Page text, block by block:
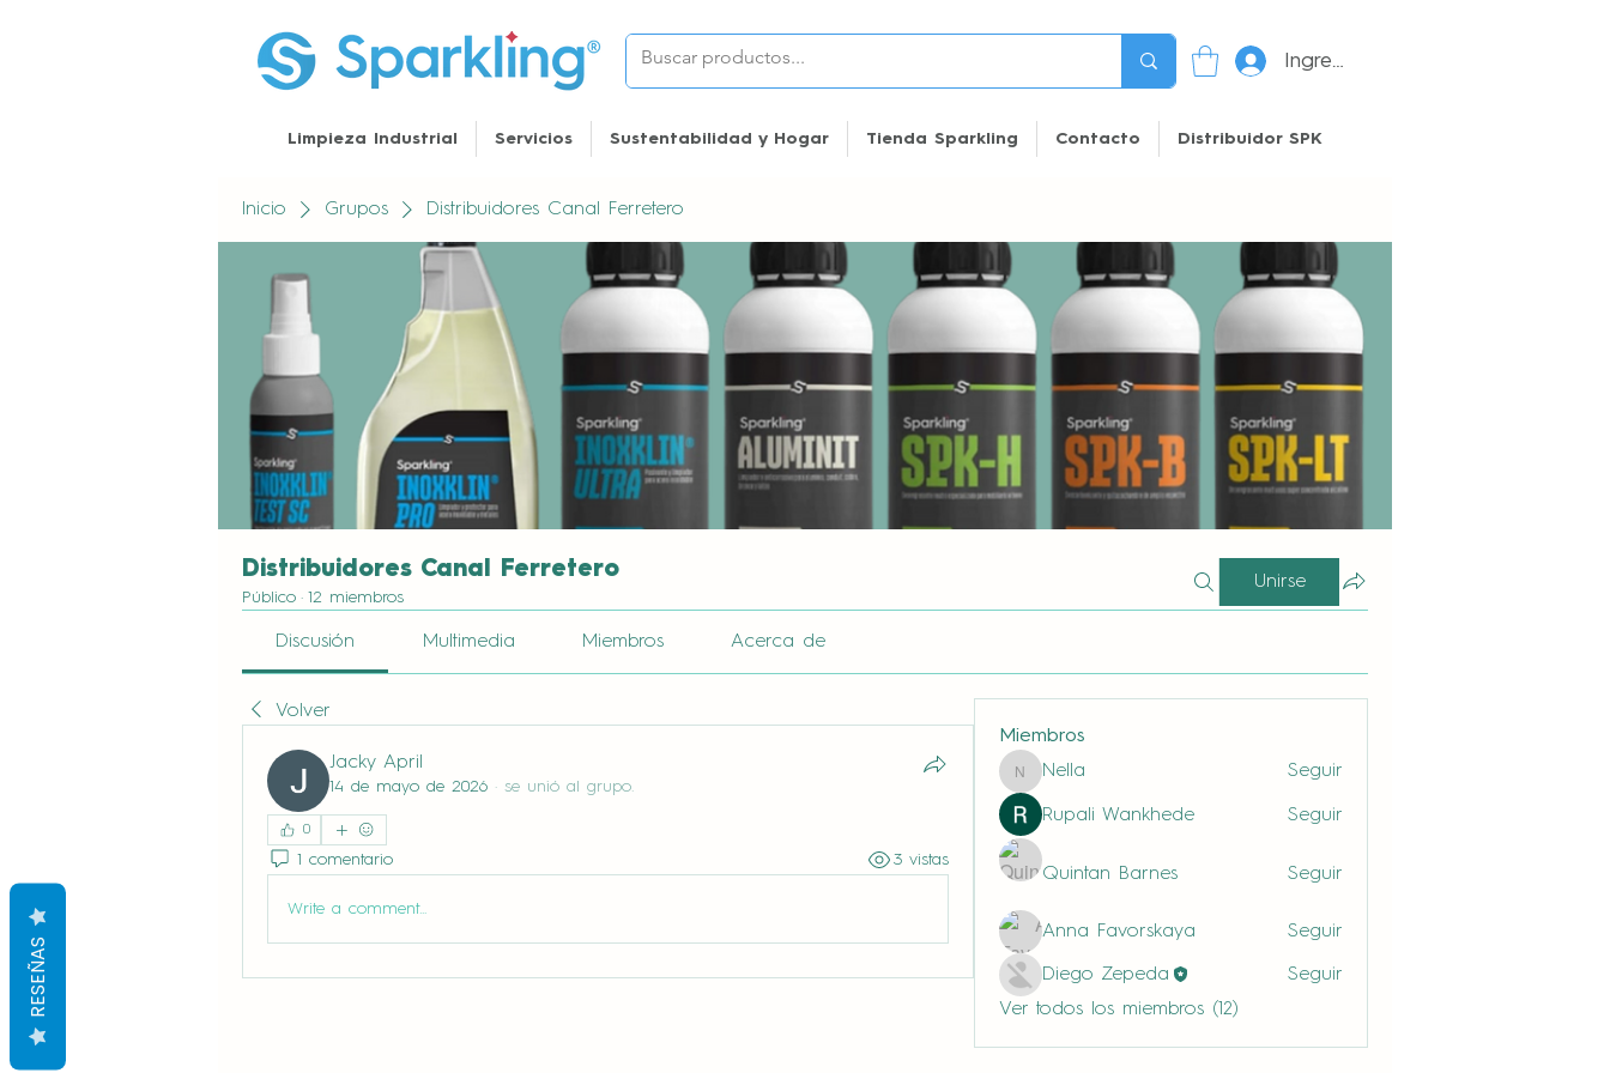
Ingresar
Limpieza Industrial Servicios Sustentabilidad y Hogar Tienda Sparkling Contacto Distribuidor SPK
Inicio Grupos Distribuidores Canal Ferretero
Distribuidores Canal Ferretero
Público · 12 miembros
Unirse
Discusión Multimedia Miembros Acerca de
Volver
Jacky April
14 de mayo de 2026 · se unió al grupo.
0
1 comentario 3 vistas
Write a comment...
Miembros
Nella
Nella Seguir
Rupali Wankhede Seguir
Quintan Barnes Seguir
Anna Favorskaya Seguir
Diego Zepeda
Seguir
Ver todos los miembros (12)
RESEÑAS